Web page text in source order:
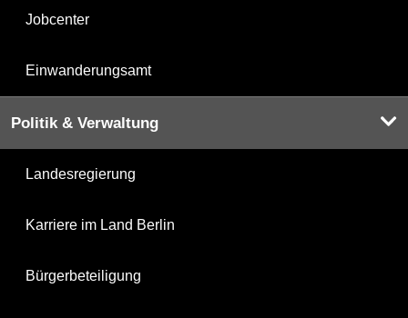
Jobcenter
Einwanderungsamt
Politik & Verwaltung
Landesregierung
Karriere im Land Berlin
Bürgerbeteiligung